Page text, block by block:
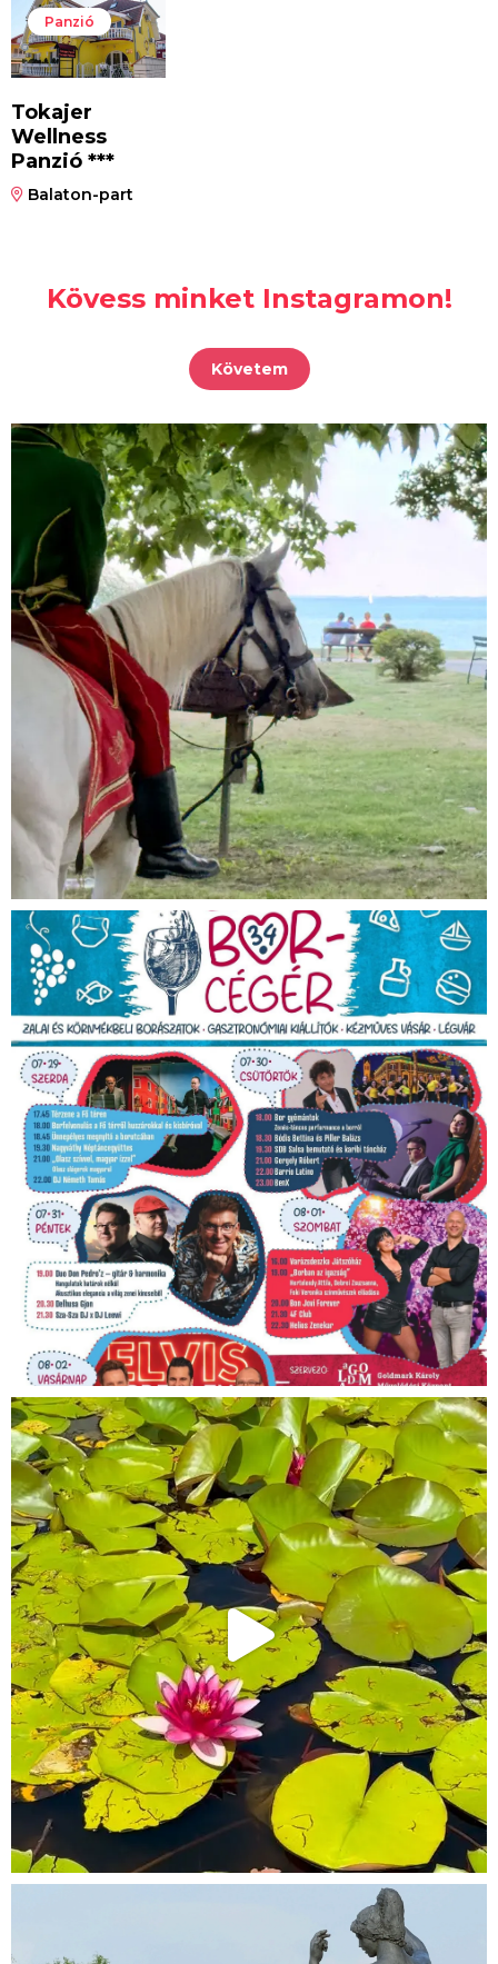
Panzió
Tokajer
Wellness
Panzió ***
Balaton-part
Kövess minket Instagramon!
Követem